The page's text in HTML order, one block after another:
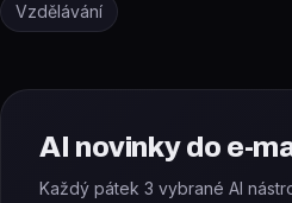
Vzdělávání
AI novinky do e-
Každý pátek 3 vybrané AI